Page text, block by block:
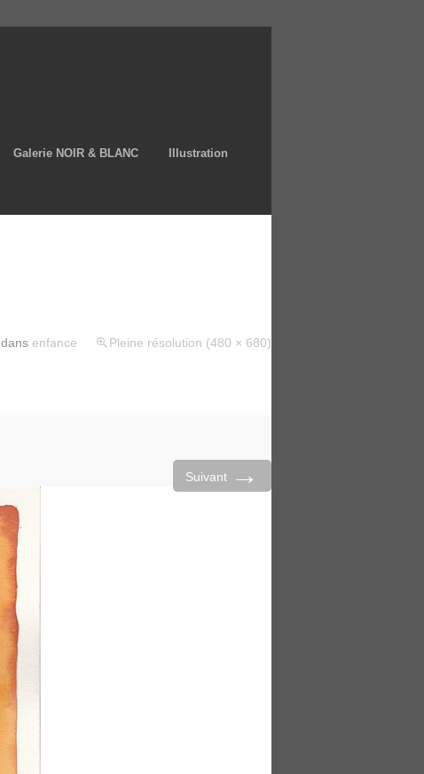
Galerie NOIR & BLANC
Illustration
dans enfance Pleine résolution (480 × 680)
Suivant →